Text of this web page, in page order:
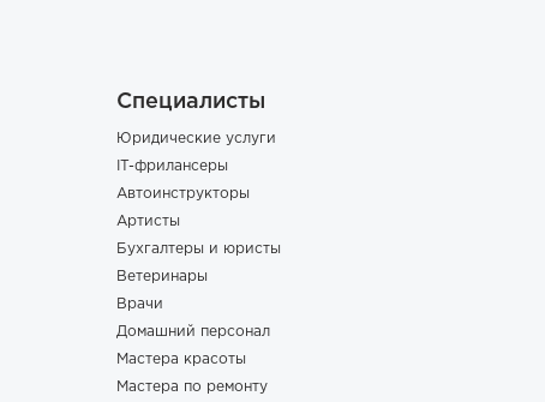
Специалисты
Юридические услуги
IT-фрилансеры
Автоинструкторы
Артисты
Бухгалтеры и юристы
Ветеринары
Врачи
Домашний персонал
Мастера красоты
Мастера по ремонту